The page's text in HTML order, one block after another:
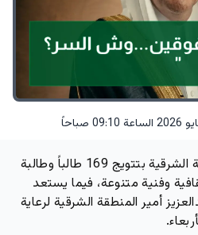
تحقق إنجازٌ واسعٌ في المنطقة الشرقية بتتويج 169 طالباً وطالبة
مساراتٍ ثقافية وفنية متنوعة، فيما يستعد
أمير المنطقة الشرقية لرعاية